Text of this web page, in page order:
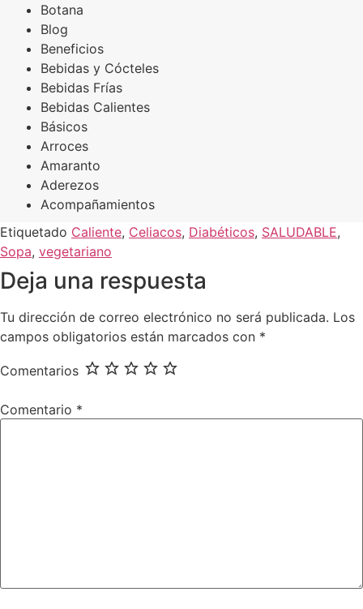
Botana
Blog
Beneficios
Bebidas y Cócteles
Bebidas Frías
Bebidas Calientes
Básicos
Arroces
Amaranto
Aderezos
Acompañamientos
Etiquetado Caliente, Celiacos, Diabéticos, SALUDABLE,
Sopa, vegetariano
Deja una respuesta
Tu dirección de correo electrónico no será publicada. Los
campos obligatorios están marcados con *
Comentarios
Comentario *